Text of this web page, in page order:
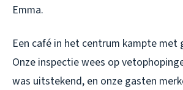
Emma.
Een café in het centrum kampte met
Onze inspectie wees op
was uitstekend, en onze gasten